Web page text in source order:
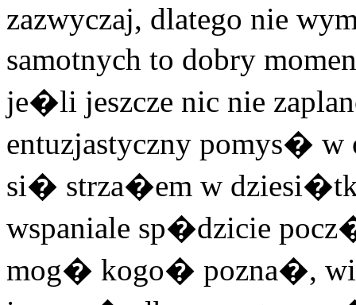
zazwyczaj, dlatego nie
samotnych to dobry
je�li jeszcze nic nie
entuzjastyczny pomys�
si� strza�em w
wspaniale sp�dzicie
mog� kogo� pozna�,